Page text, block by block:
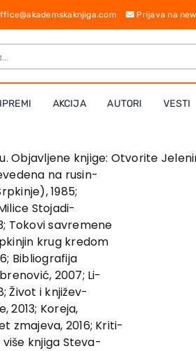
Prijava na
AKCIJA AUTORI VESTI
Objavljene knjige: Otvorite
na rusin-
1985;
Stojadi-
Tokovi savremene
krug kredom
Bibliografija
2007; Li-
Život i književ-
2013; Koreja,
zmajeva, 2016; Kriti-
knjiga Steva-